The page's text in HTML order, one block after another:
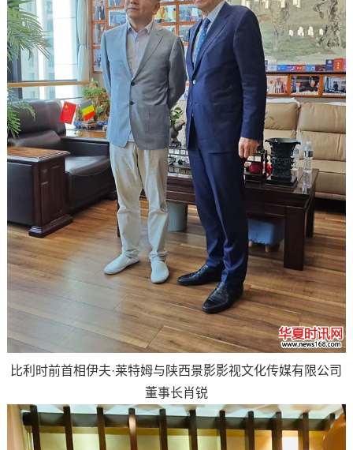
比利时前首相伊夫·莱特姆与陕西景影影视文化传媒有限公司
董事长肖锐